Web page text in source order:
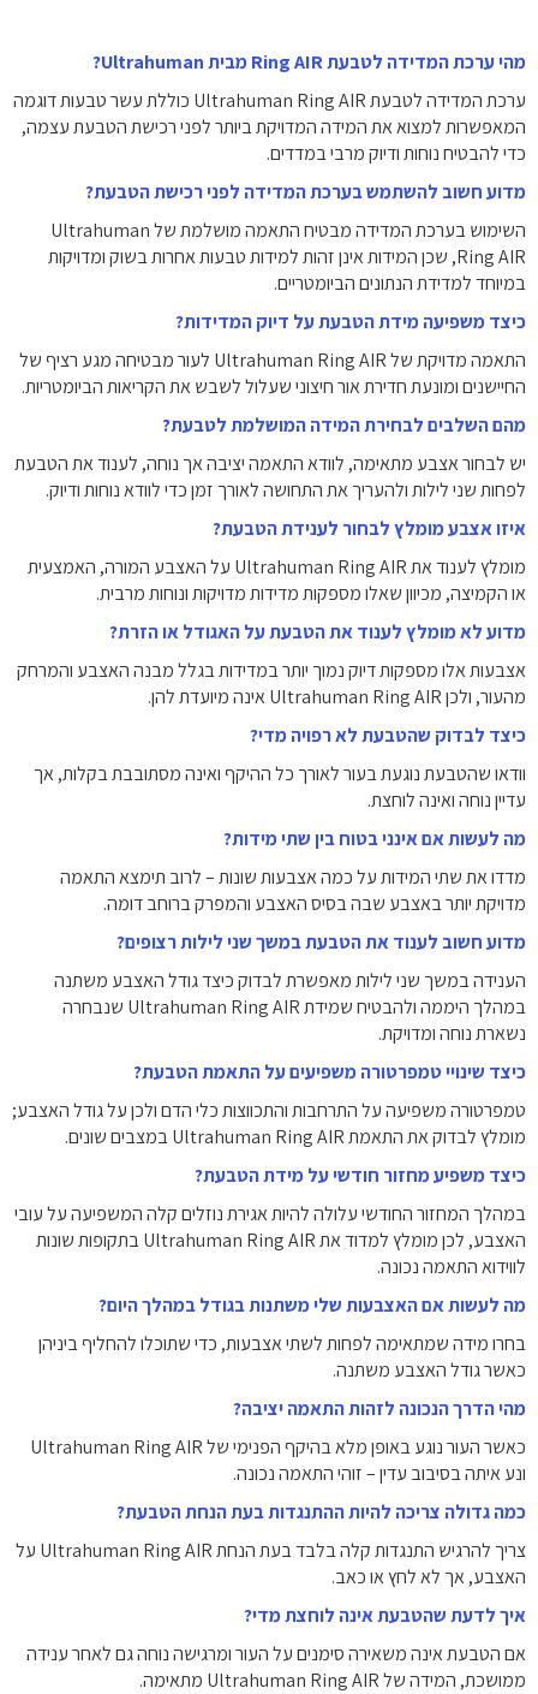
מהי ערכת המדידה לטבעת Ring AIR מבית Ultrahuman?
ערכת המדידה לטבעת Ultrahuman Ring AIR כוללת עשר טבעות דוגמה
המאפשרות למצוא את המידה המדויקת ביותר לפני רכישת הטבעת עצמה,
כדי להבטיח נוחות ודיוק מרבי במדדים.
מדוע חשוב להשתמש בערכת המדידה לפני רכישת הטבעת?
השימוש בערכת המדידה מבטיח התאמה מושלמת של Ultrahuman
Ring AIR, שכן המידות אינן זהות למידות טבעות אחרות בשוק ומדויקות
במיוחד למדידת הנתונים הביומטריים.
כיצד משפיעה מידת הטבעת על דיוק המדידות?
התאמה מדויקת של Ultrahuman Ring AIR לעור מבטיחה מגע רציף של
החיישנים ומונעת חדירת אור חיצוני שעלול לשבש את הקריאות הביומטריות.
מהם השלבים לבחירת המידה המושלמת לטבעת?
יש לבחור אצבע מתאימה, לוודא התאמה יציבה אך נוחה, לענוד את הטבעת
לפחות שני לילות ולהעריך את התחושה לאורך זמן כדי לוודא נוחות ודיוק.
איזו אצבע מומלץ לבחור לענידת הטבעת?
מומלץ לענוד את Ultrahuman Ring AIR על האצבע המורה, האמצעית
או הקמיצה, מכיוון שאלו מספקות מדידות מדויקות ונוחות מרבית.
מדוע לא מומלץ לענוד את הטבעת על האגודל או הזרת?
אצבעות אלו מספקות דיוק נמוך יותר במדידות בגלל מבנה האצבע והמרחק
מהעור, ולכן Ultrahuman Ring AIR אינה מיועדת להן.
כיצד לבדוק שהטבעת לא רפויה מדי?
וודאו שהטבעת נוגעת בעור לאורך כל ההיקף ואינה מסתובבת בקלות, אך
עדיין נוחה ואינה לוחצת.
מה לעשות אם אינני בטוח בין שתי מידות?
מדדו את שתי המידות על כמה אצבעות שונות – לרוב תימצא התאמה
מדויקת יותר באצבע שבה בסיס האצבע והמפרק ברוחב דומה.
מדוע חשוב לענוד את הטבעת במשך שני לילות רצופים?
הענידה במשך שני לילות מאפשרת לבדוק כיצד גודל האצבע משתנה
במהלך היממה ולהבטיח שמידת Ultrahuman Ring AIR שנבחרה
נשארת נוחה ומדויקת.
כיצד שינויי טמפרטורה משפיעים על התאמת הטבעת?
טמפרטורה משפיעה על התרחבות והתכווצות כלי הדם ולכן על גודל האצבע;
מומלץ לבדוק את התאמת Ultrahuman Ring AIR במצבים שונים.
כיצד משפיע מחזור חודשי על מידת הטבעת?
במהלך המחזור החודשי עלולה להיות אגירת נוזלים קלה המשפיעה על עובי
האצבע, לכן מומלץ למדוד את Ultrahuman Ring AIR בתקופות שונות
לווידוא התאמה נכונה.
מה לעשות אם האצבעות שלי משתנות בגודל במהלך היום?
בחרו מידה שמתאימה לפחות לשתי אצבעות, כדי שתוכלו להחליף ביניהן
כאשר גודל האצבע משתנה.
מהי הדרך הנכונה לזהות התאמה יציבה?
כאשר העור נוגע באופן מלא בהיקף הפנימי של Ultrahuman Ring AIR
ונע איתה בסיבוב עדין – זוהי התאמה נכונה.
כמה גדולה צריכה להיות ההתנגדות בעת הנחת הטבעת?
צריך להרגיש התנגדות קלה בלבד בעת הנחת Ultrahuman Ring AIR על
האצבע, אך לא לחץ או כאב.
איך לדעת שהטבעת אינה לוחצת מדי?
אם הטבעת אינה משאירה סימנים על העור ומרגישה נוחה גם לאחר ענידה
ממושכת, המידה של Ultrahuman Ring AIR מתאימה.